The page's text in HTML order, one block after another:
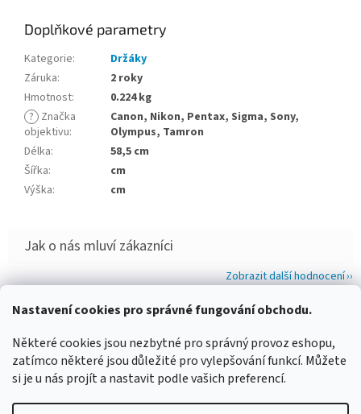
Nastavení cookies pro správné fungování obchodu.
Některé cookies jsou nezbytné pro správný provoz eshopu,
zatímco některé jsou důležité pro vylepšování funkcí. Můžete
si je u nás projít a nastavit podle vašich preferencí.
Doplňkové parametry
Kategorie:
Držáky
Záruka:
2 roky
Hmotnost:
0.224 kg
? Značka
objektivu:
Canon, Nikon, Pentax, Sigma, Sony,
Olympus, Tamron
Délka:
58,5 cm
Šířka:
cm
Výška: cm
Zobrazit další hodnocení